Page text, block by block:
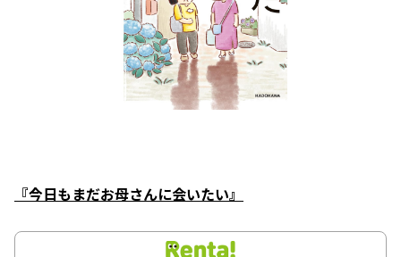
『今日もまだお母さんに会いたい』